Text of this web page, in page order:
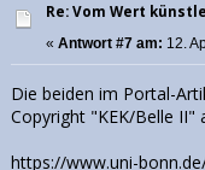
Re: Vom Wert
«Antwort #7 am: 12.
Die beiden im Portal-
Copyright "KEK/Belle II"
https://www.uni-